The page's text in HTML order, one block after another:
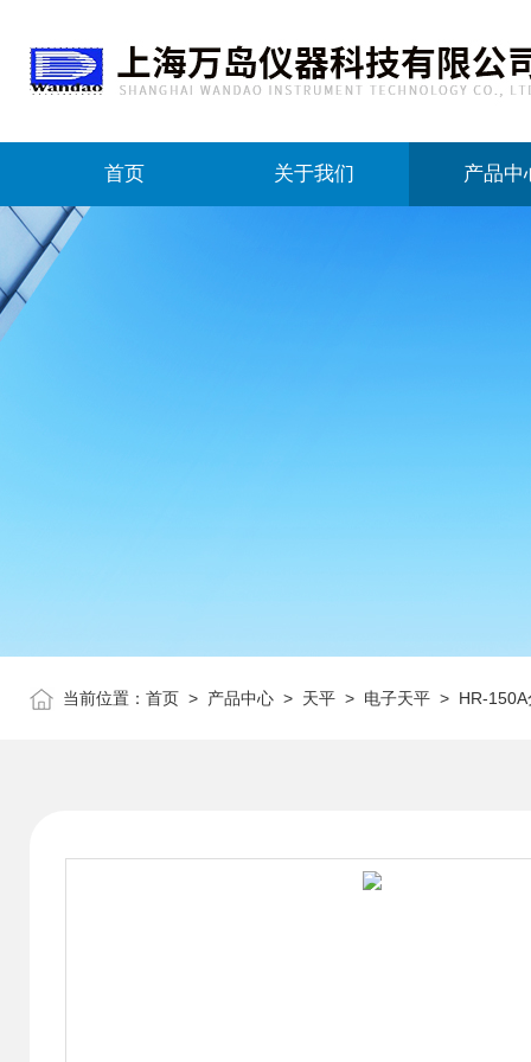
首页 关于我们 产品中
当前位置： 首页 > 产品中心 > 天平 > 电子天平 > HR-150A